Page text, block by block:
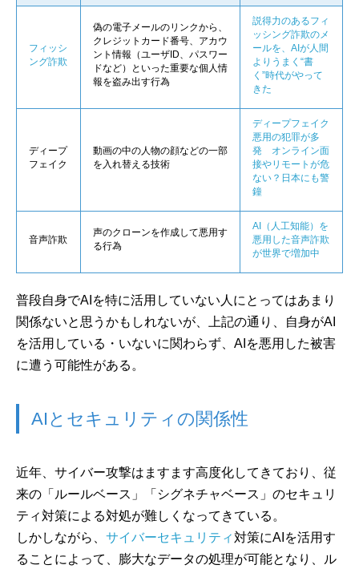
フィッシ
ング詐欺
偽の電子メールのリンクから、
クレジットカード番号、アカウ
ント情報（ユーザID、パスワー
ドなど）といった重要な個人情
報を盗み出す行為
説得力のあるフィ
ッシング詐欺のメ
ールを、AIが人間
よりうまく“書
く”時代がやって
きた
ディープ
フェイク
動画の中の人物の顔などの一部
を入れ替える技術
ディープフェイク
悪用の犯罪が多
発 オンライン面
接やリモートが危
ない？日本にも警
鐘
音声詐欺
声のクローンを作成して悪用す
る行為
AI（人工知能）を
悪用した音声詐欺
が世界で増加中
普段自身でAIを特に活用していない人にとってはあまり
関係ないと思うかもしれないが、上記の通り、自身がAI
を活用している・いないに関わらず、AIを悪用した被害
に遭う可能性がある。
AIとセキュリティの関係性
近年、サイバー攻撃はますます高度化してきており、従
来の「ルールベース」「シグネチャベース」のセキュリ
ティ対策による対処が難しくなってきている。
しかしながら、 サイバーセキュリティ対策にAIを活用す
ることによって、膨大なデータの処理が可能となり、ル